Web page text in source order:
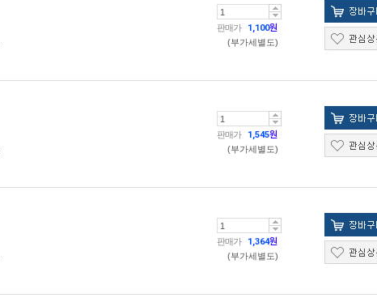
판매가 1,100원
(부가세별도)
판매가 1,545원
(부가세별도)
판매가 1,364원
(부가세별도)